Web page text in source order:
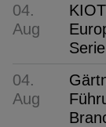
04.
Aug
Serie
04.
Aug